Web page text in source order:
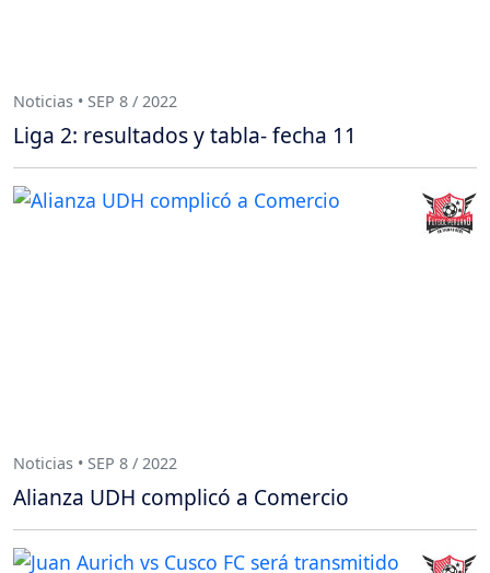
Noticias • SEP 8 / 2022
Liga 2: resultados y tabla- fecha 11
Noticias • SEP 8 / 2022
Alianza UDH complicó a Comercio